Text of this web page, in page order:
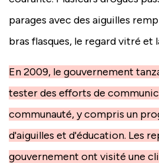
parages avec des aiguilles
bras flasques, le regard vitré et
En 2009, le gouvernement
tester des efforts de
communauté, y compris un
d'aiguilles et d'éducation. Les
gouvernement ont visité une